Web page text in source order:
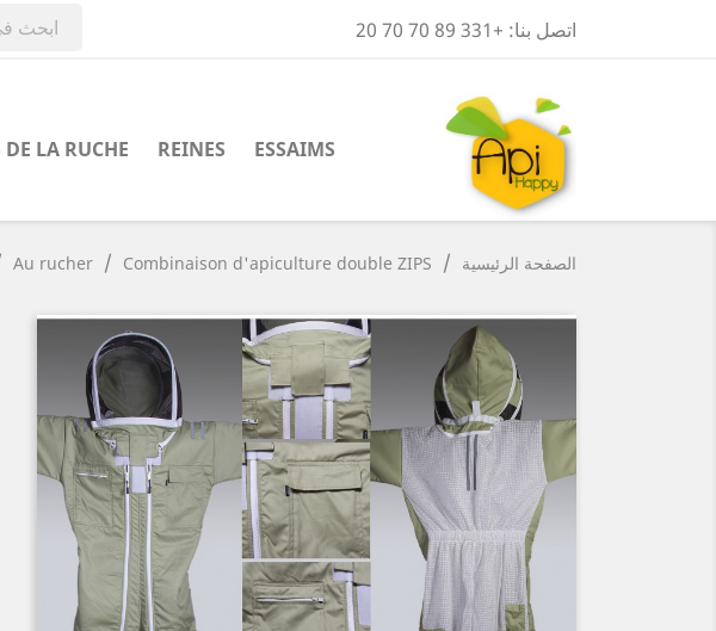
اتصل بنا: +331 89 70 70 20
ESSAIMS
REINES
LA RUCHE
الصفحة الرئيسية Au rucher Combinaison d'apiculture double ZIPS